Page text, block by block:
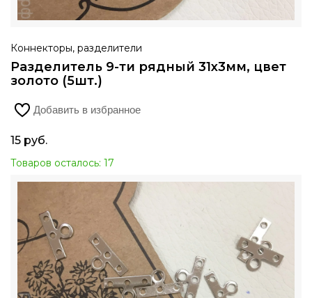
Коннекторы, разделители
Разделитель 9-ти рядный 31х3мм, цвет
золото (5шт.)
Добавить в избранное
15 руб.
Товаров осталось: 17